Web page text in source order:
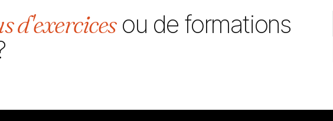
d'exercicesou de formations